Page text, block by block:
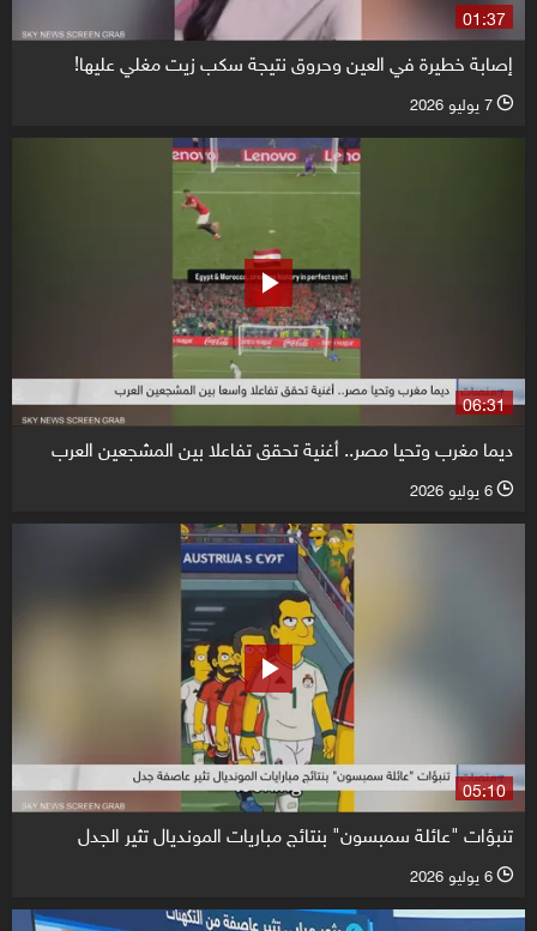
01:37
إصابة خطيرة في العين وحروق نتيجة سكب زيت مغلي عليها!
l 7 يوليو 2026
06:31
ديما مغرب وتحيا مصر.. أغنية تحقق تفاعلا بين المشجعين العرب
l 6 يوليو 2026
05:10
تنبؤات "عائلة سمبسون" بنتائج مباريات المونديال تثير الجدل
l 6 يوليو 2026